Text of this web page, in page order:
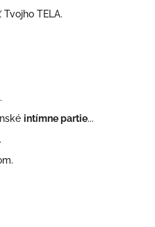
TELA.
.
intímne partie...